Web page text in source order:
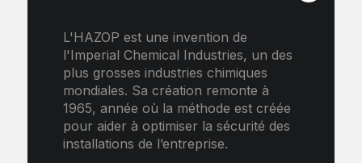
L'HAZOP est une invention de
l'Imperial Chemical Industries, un des
plus grosses industries chimiques
mondiales. Sa création remonte à
1965, année où la méthode est créée
pour aider à optimiser la sécurité des
installations de l’entreprise.